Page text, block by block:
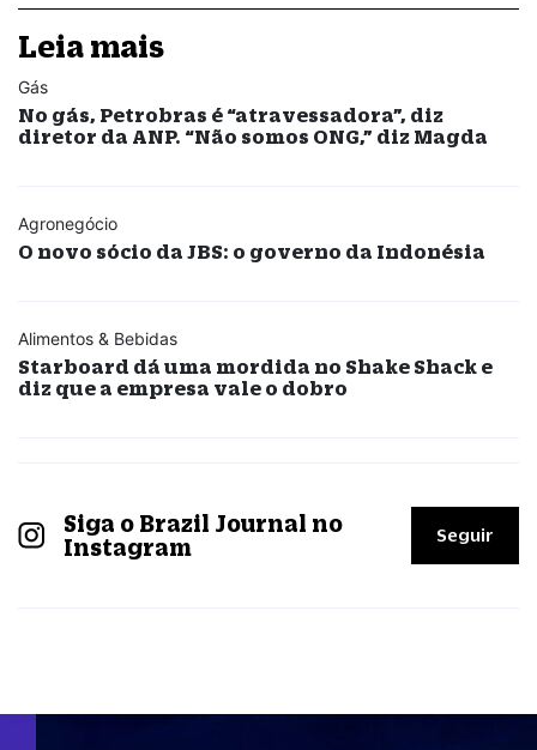
Leia mais
Gás
No gás, Petrobras é “atravessadora”, diz
diretor da ANP. “Não somos ONG,” diz Magda
Agronegócio
O novo sócio da JBS: o governo da Indonésia
Alimentos & Bebidas
Starboard dá uma mordida no Shake Shack e
diz que a empresa vale o dobro
Siga o Brazil Journal no
Instagram
Seguir